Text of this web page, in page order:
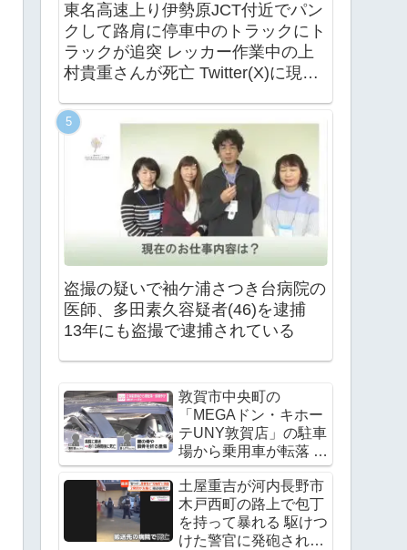
東名高速上り伊勢原JCT付近でパン
クして路肩に停車中のトラックにト
ラックが追突 レッカー作業中の上
村貴重さんが死亡 Twitter(X)に現地
盗撮の疑いで袖ケ浦さつき台病院の
医師、多田素久容疑者(46)を逮捕
13年にも盗撮で逮捕されている
敦賀市中央町の
「MEGAドン・キホー
テUNY敦賀店」の駐車
場から乗用車が転落 運
転手の飯田諭さんが死
亡 Twitter(X)に現地の
様子
土屋重吉が河内長野市
木戸西町の路上で包丁
を持って暴れる 駆けつ
けた警官に発砲され死